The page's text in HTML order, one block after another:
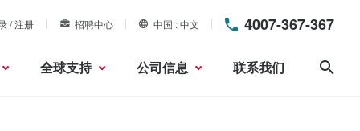
/ 注册 招聘中心 中国 中文 4007-367-367
全球支持 公司信息 联系我们